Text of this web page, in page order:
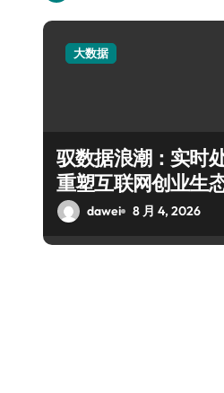
大数据
驭数据浪潮：实时
重塑互联网创业生
dawei 8 月 4, 2026